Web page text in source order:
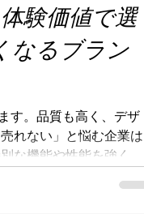
。 0.5秒でスルーされる
ンプルです。「これは
断された瞬間、存在し
重要なのは、「たくさ
「たった一人に強く刺
の基本には、「ターゲ
れは単なる年齢や性別
スタイル、悩み、欲望
験価値で選
なるブラン
す。品質も高く、デザ
れない」と悩む企業は
な機能や性能を強く訴